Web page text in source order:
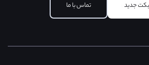
جدید تماس با ما